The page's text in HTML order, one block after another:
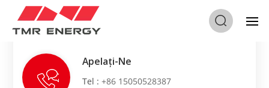
Apelați-Ne
Tel :+86 15050528387